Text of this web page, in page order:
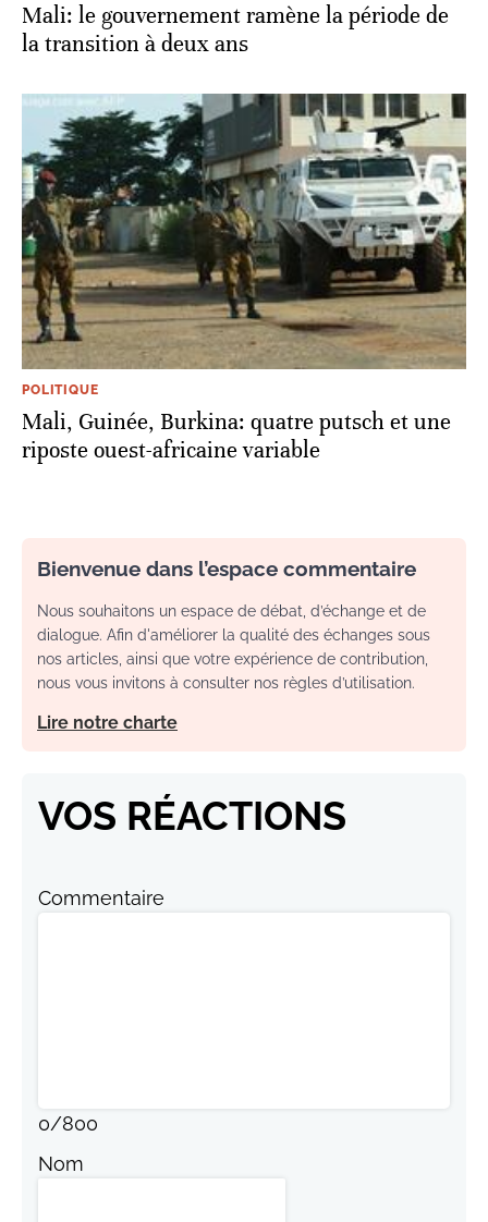
Mali: le gouvernement ramène la période de
la transition à deux ans
POLITIQUE
Mali, Guinée, Burkina: quatre putsch et une
riposte ouest-africaine variable
Bienvenue dans l’espace commentaire
Nous souhaitons un espace de débat, d’échange et de
dialogue. Afin d'améliorer la qualité des échanges sous
nos articles, ainsi que votre expérience de contribution,
nous vous invitons à consulter nos règles d’utilisation.
Lire notre charte
VOS RÉACTIONS
Commentaire
0/800
Nom